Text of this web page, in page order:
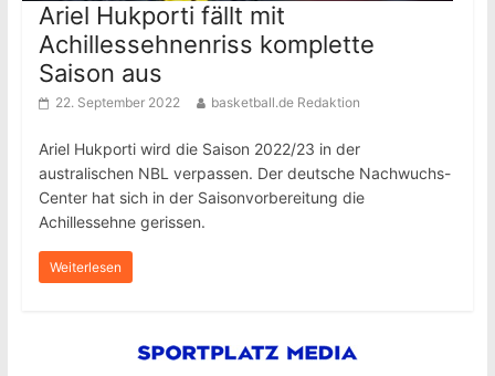
Ariel Hukporti fällt mit
Achillessehnenriss komplette
Saison aus
22. September 2022 basketball.de Redaktion
Ariel Hukporti wird die Saison 2022/23 in der
australischen NBL verpassen. Der deutsche Nachwuchs-
Center hat sich in der Saisonvorbereitung die
Achillessehne gerissen.
Weiterlesen